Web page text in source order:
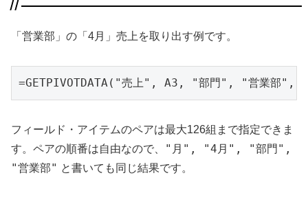
「営業部」の「4月」売上を取り出す例です。
=GETPIVOTDATA("売上", A3, "部門", "営業部
フィールド・アイテムのペアは最大126組まで指定できま
す。ペアの順番は自由なので、
"月", "4月", "部門",
"営業部" と書いても同じ結果です。